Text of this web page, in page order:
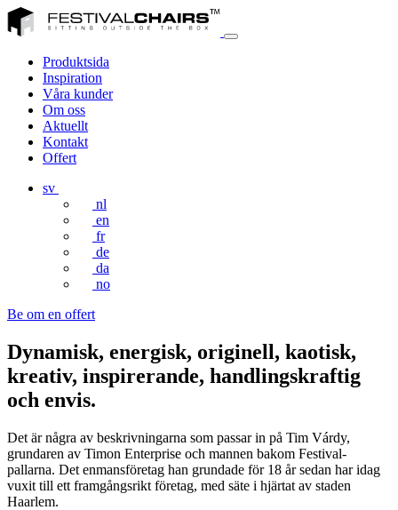
Produktsida
Inspiration
Våra kunder
Om oss
Aktuellt
Kontakt
Offert
sv
nl
en
fr
de
da
no
Be om en offert
Dynamisk, energisk, originell, kaotisk,
kreativ, inspirerande, handlingskraftig
och envis.
Det är några av beskrivningarna som passar in på Tim Várdy,
grundaren av Timon Enterprise och mannen bakom Festival-
pallarna. Det enmansföretag han grundade för 18 år sedan har idag
vuxit till ett framgångsrikt företag, med säte i hjärtat av staden
Haarlem.